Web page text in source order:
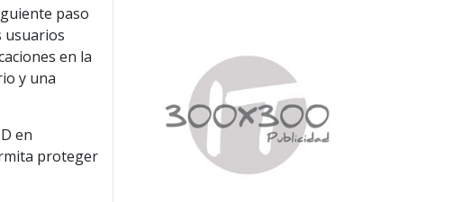
paso
usuarios
en la
y una
en
proteger